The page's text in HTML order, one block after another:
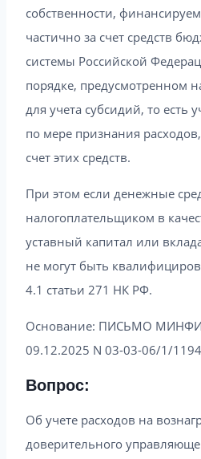
собственности,
частично за счет средств
системы Российской
порядке, предусмотренном
для учета субсидий, то есть
по мере признания
счет этих средств.
При этом если денежные
налогоплательщиком в
уставный капитал или
не могут быть
4.1 статьи 271 НК РФ.
Основание: ПИСЬМО
09.12.2025 N 03-03-06/1/
Вопрос:
Об учете расходов на
доверительного